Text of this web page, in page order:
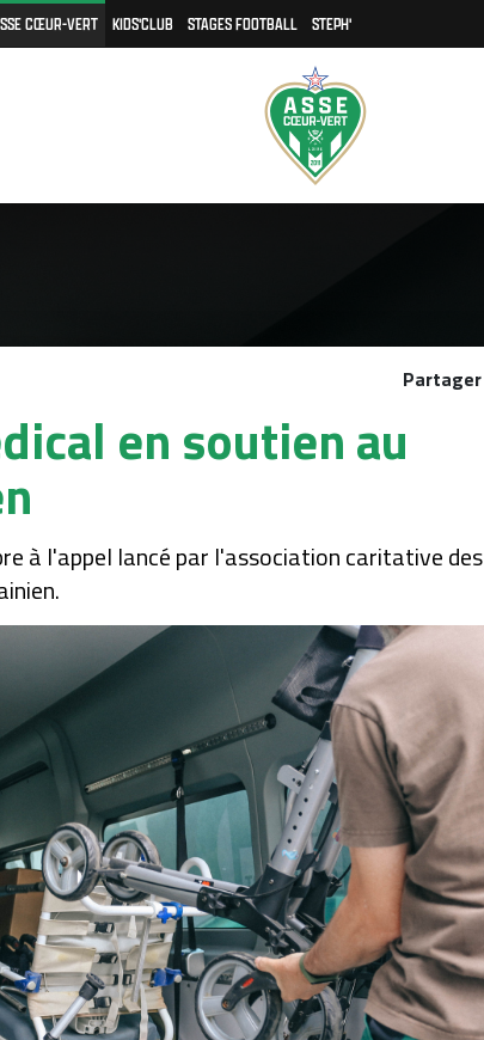
CŒUR-VERT KIDS'CLUB STAGES FOOTBALL STEPH'
Partager
en soutien au
à l'appel lancé par l'association caritative des